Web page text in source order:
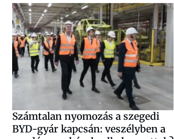
Számtalan nyomozás a szegedi
BYD-gyár kapcsán: veszélyben a